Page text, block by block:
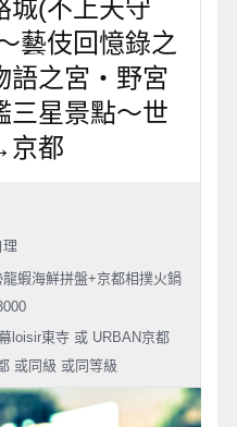
城(不上天守
藝伎回憶錄之
語之宮‧野宮
星景點～世
京都
蝦海鮮拼盤+京都相撲火鍋
loisir東寺 或 URBAN京都
或同級 或同等級